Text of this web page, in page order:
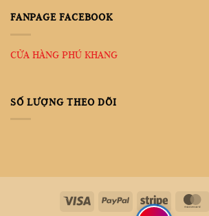
FANPAGE FACEBOOK
CỬA HÀNG PHÚ KHANG
SỐ LƯỢNG THEO DÕI